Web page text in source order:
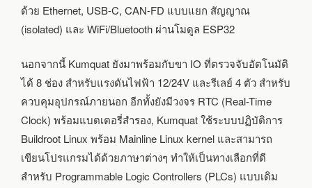
BLUETOOTH
ด้วย Ethernet, USB-C, CAN-FD แบบแยก สัญญาณ
(isolated) และ WiFi/Bluetooth ผ่านโมดูล ESP32
นอกจากนี้ Kumquat ยังมาพร้อมกับขา IO ที่ตรวจจับอัตโนมัติ
ได้ 8 ช่อง สำหรับแรงดันไฟฟ้า 12/24V และรีเลย์ 4 ตัว สำหรับ
ควบคุมอุปกรณ์ภายนอก อีกทั้งยังมีวงจร RTC (Real-Time
Clock) พร้อมแบตเตอรี่สำรอง, Kumquat ใช้ระบบปฏิบัติการ
Buildroot Linux พร้อม Mainline Linux kernel และสามารถ
เขียนโปรแกรมได้ด้วยภาษาต่างๆ ทำให้เป็นทางเลือกที่ดี
สำหรับ Programmable Logic Controllers (PLCs) แบบเดิม